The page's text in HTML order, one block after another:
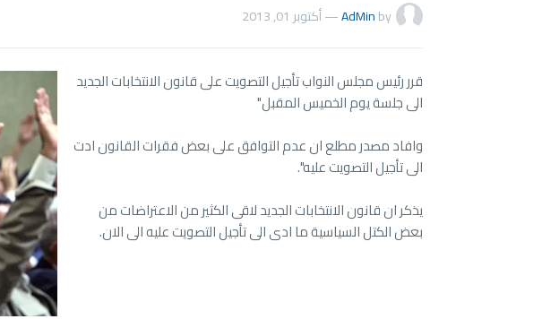
by
AdMin
—أكتوبر 01, 2013
قرر رئيس مجلس النواب تأجيل التصويت على قانون الانتخابات الجديد
الى جلسة يوم الخميس المقبل"
وافاد مصدر مطلع ان عدم التوافق على بعض فقرات القانون ادت
الى تأجيل التصويت عليه".
يذكر ان قانون الانتخابات الجديد لاقى الكثير من الاعتراضات من
بعض الكتل السياسية ما ادى الى تأجيل التصويت عليه الى الان.